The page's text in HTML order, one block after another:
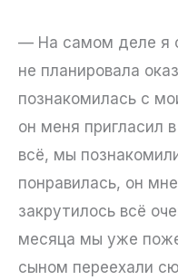
— На самом деле я
не планировала
познакомилась с
он меня пригласил
всё, мы
понравилась, он
закрутилось всё
месяца мы уже
сыном переехали